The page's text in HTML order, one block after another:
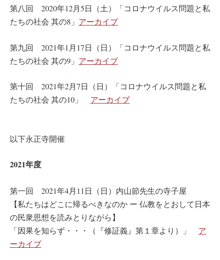
第八回 2020年12月5日（土）「コロナウイルス問題と私
たちの社会 其の8」 アーカイブ
第九回 2021年1月17日（日）「コロナウイルス問題と私
たちの社会 其の9」 アーカイブ
第十回 2021年2月7日（日）「コロナウイルス問題と私
たちの社会 其の10」 アーカイブ
以下永正寺開催
2021年度
第一回 2021年4月11日（日）内山節先生の寺子屋
【私たちはどこに帰るべきなのか ー 仏教をとおして日本
の民衆思想を読みとりながら】
「因果を知らず・・・（『修証義』第１章より）」 ア
ーカイブ